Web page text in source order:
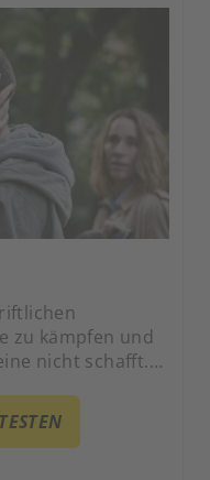
zu kämpfen und
nicht schafft.
alten